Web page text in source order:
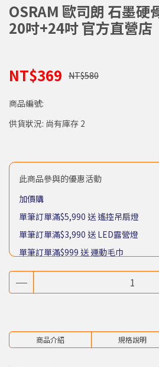
OSRAM 歐司朗 石墨硬
20吋+24吋 官方直營店
NT$369 NT$580
商品編號:
供貨狀況: 尚有庫存 2
此商品參與的優惠活動
加價購
單筆訂單滿$5,990 送 遙控吊扇燈
單筆訂單滿$3,990 送 LED露營燈
單筆訂單滿$999 送 運動毛巾
單筆訂單滿$399 送 木漿海綿
商品介紹 規格說明